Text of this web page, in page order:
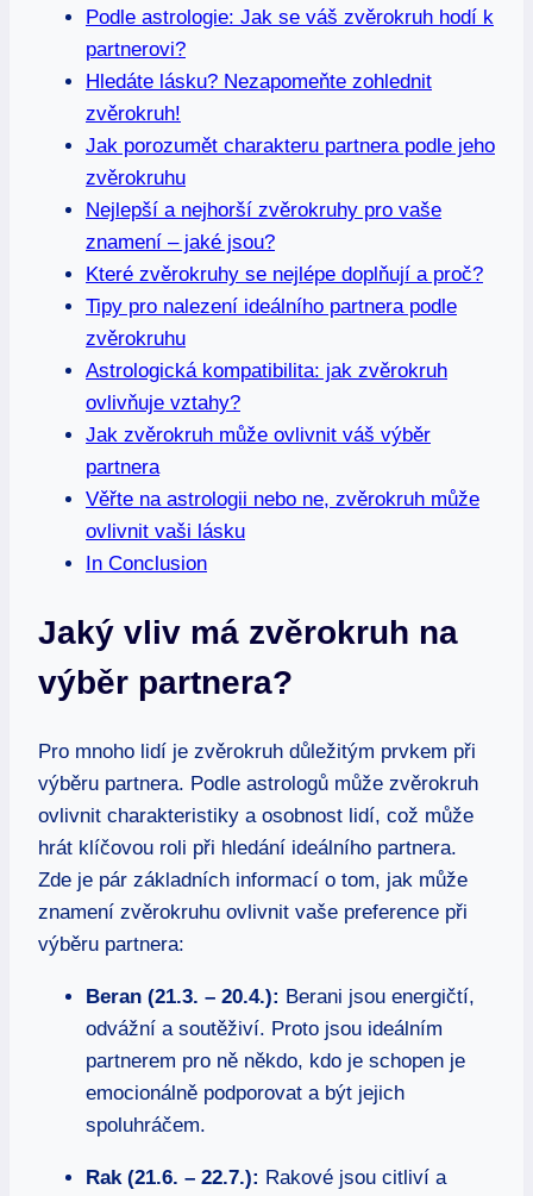
Podle astrologie: Jak ​se váš‌ zvěrokruh ​hodí k
partnerovi?
Hledáte lásku? Nezapomeňte zohlednit‍
zvěrokruh!
Jak porozumět ⁣charakteru partnera podle ‌jeho
‌zvěrokruhu
Nejlepší a nejhorší ‍zvěrokruhy pro vaše
znamení – jaké jsou?
Které zvěrokruhy se nejlépe ⁢doplňují a proč?
Tipy pro nalezení⁣ ideálního partnera podle
⁤zvěrokruhu
Astrologická kompatibilita:⁢ jak zvěrokruh
ovlivňuje vztahy?
Jak zvěrokruh může ovlivnit váš výběr
partnera
Věřte na astrologii nebo ⁣ne, zvěrokruh může
ovlivnit‍ vaši ‍lásku
In Conclusion
Jaký vliv má zvěrokruh‌ na
výběr partnera?
Pro mnoho lidí je zvěrokruh důležitým prvkem při
výběru ​partnera. Podle astrologů může ⁤zvěrokruh
ovlivnit charakteristiky ‌a osobnost lidí, což může
‌hrát‌ klíčovou roli při‍ hledání ideálního partnera.
Zde ⁣je‍ pár základních informací ‌o tom, jak může
znamení zvěrokruhu ovlivnit vaše preference při
výběru ⁣partnera:
Beran (21.3. – 20.4.): Berani jsou energičtí,
odvážní a soutěživí. Proto jsou ideálním
⁣partnerem pro ně ​někdo, kdo je schopen je ​
emocionálně podporovat a být jejich
‍spoluhráčem.
Rak ⁤(21.6. – 22.7.): ⁢Rakové⁣ jsou citliví a